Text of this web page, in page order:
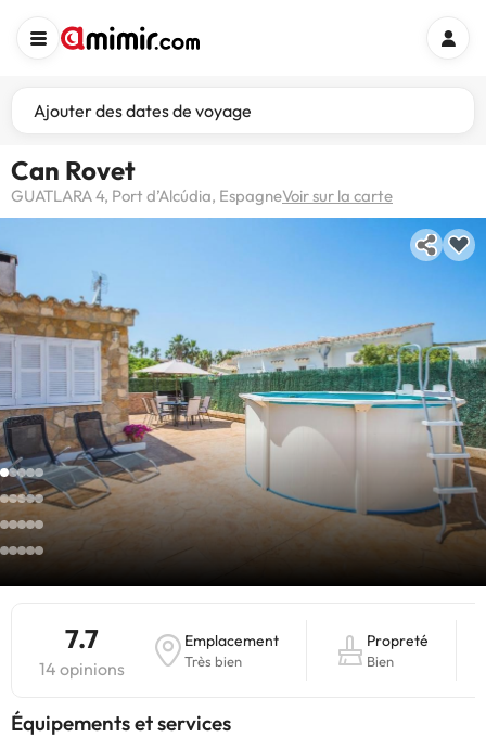
Ajouter des dates de voyage
Can Rovet
GUATLARA 4, Port d’Alcúdia, EspagneVoir sur la carte
7.7
14 opinions
Emplacement
Très bien
Propreté
Bien
​Équipements et services